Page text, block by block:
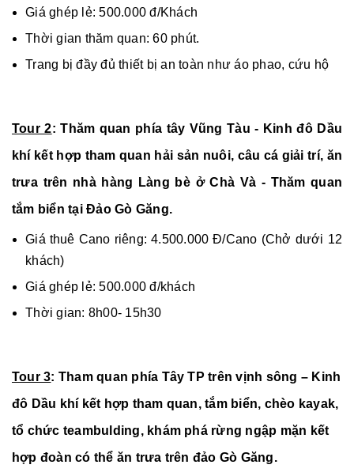
Giá ghép lẻ: 500.000 đ/Khách
Thời gian thăm quan: 60 phút.
Trang bị đầy đủ thiết bị an toàn như áo phao, cứu hộ
Tour 2: Thăm quan phía tây Vũng Tàu - Kinh đô Dầu
khí kết hợp tham quan hải sản nuôi, câu cá giải trí, ăn
trưa trên nhà hàng Làng bè ở Chà Và - Thăm quan
tắm biển tại Đảo Gò Găng.
Giá thuê Cano riêng: 4.500.000 Đ/Cano (Chở dưới 12
khách)
Giá ghép lẻ: 500.000 đ/khách
Thời gian: 8h00- 15h30
Tour 3: Tham quan phía Tây TP trên vịnh sông – Kinh
đô Dầu khí kết hợp tham quan, tắm biển, chèo kayak,
tổ chức teambulding, khám phá rừng ngập mặn kết
hợp đoàn có thể ăn trưa trên đảo Gò Găng.